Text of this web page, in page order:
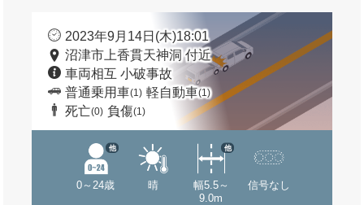
2023年9月14日(木)18:01
沼津市上香貫天神洞 付近
車両相互 小破事故
普通乗用車(1) 軽自動車(1)
死亡(0) 負傷(1)
0～24歳
他
晴
幅5.5～
9.0m
他
信号なし